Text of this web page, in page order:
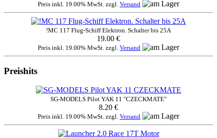
Preis inkl. 19.00% MwSt. zzgl. Versand
!MC 117 Flug-Schiff Elektron. Schalter bis 25A
19.00 €
Preis inkl. 19.00% MwSt. zzgl. Versand
Preishits
SG-MODELS Pilot YAK 11 "CZECKMATE"
8.20 €
Preis inkl. 19.00% MwSt. zzgl. Versand